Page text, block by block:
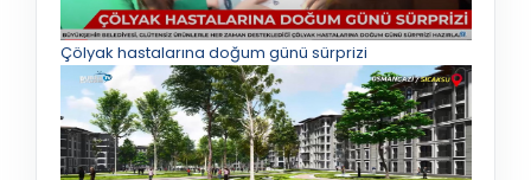
Çölyak hastalarına doğum günü sürprizi